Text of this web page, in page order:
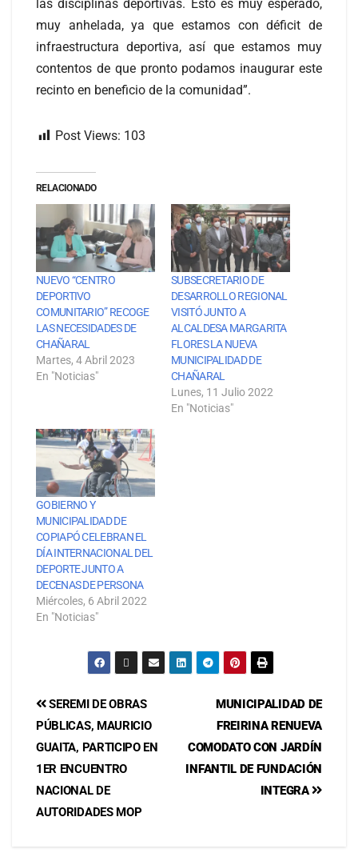
las disciplinas deportivas. Esto es muy esperado,
muy anhelada, ya que estamos con déficit de
infraestructura deportiva, así que estamos muy
contentos de que pronto podamos inaugurar este
recinto en beneficio de la comunidad”.
Post Views: 103
RELACIONADO
NUEVO “CENTRO
DEPORTIVO
COMUNITARIO” RECOGE
LAS NECESIDADES DE
CHAÑARAL
Martes, 4 Abril 2023
En "Noticias"
SUBSECRETARIO DE
DESARROLLO REGIONAL
VISITÓ JUNTO A
ALCALDESA MARGARITA
FLORES LA NUEVA
MUNICIPALIDAD DE
CHAÑARAL
Lunes, 11 Julio 2022
En "Noticias"
GOBIERNO Y
MUNICIPALIDAD DE
COPIAPÓ CELEBRAN EL
DÍA INTERNACIONAL DEL
DEPORTE JUNTO A
DECENAS DE PERSONA
Miércoles, 6 Abril 2022
En "Noticias"
MUNICIPALIDAD DE
FREIRINA RENUEVA
COMODATO CON JARDÍN
INFANTIL DE FUNDACIÓN
INTEGRA
SEREMI DE OBRAS
PÚBLICAS, MAURICIO
GUAITA, PARTICIPO EN
1ER ENCUENTRO
NACIONAL DE
AUTORIDADES MOP